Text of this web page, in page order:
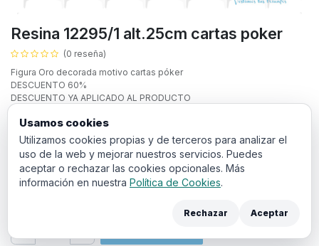
Resina 12295/1 alt.25cm cartas poker
(0 reseña)
Figura Oro decorada motivo cartas póker
DESCUENTO 60%
DESCUENTO YA APLICADO AL PRODUCTO
Texto personalizado:
Usamos cookies
Utilizamos cookies propias y de terceros para analizar el
uso de la web y mejorar nuestros servicios. Puedes
aceptar o rechazar las cookies opcionales. Más
información en nuestra Política de Cookies.
Rechazar Aceptar